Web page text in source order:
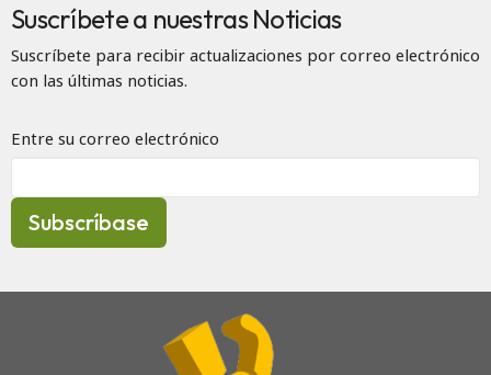
Suscríbete a nuestras Noticias
Suscríbete para recibir actualizaciones por correo electrónico
con las últimas noticias.
Entre su correo electrónico
Subscríbase